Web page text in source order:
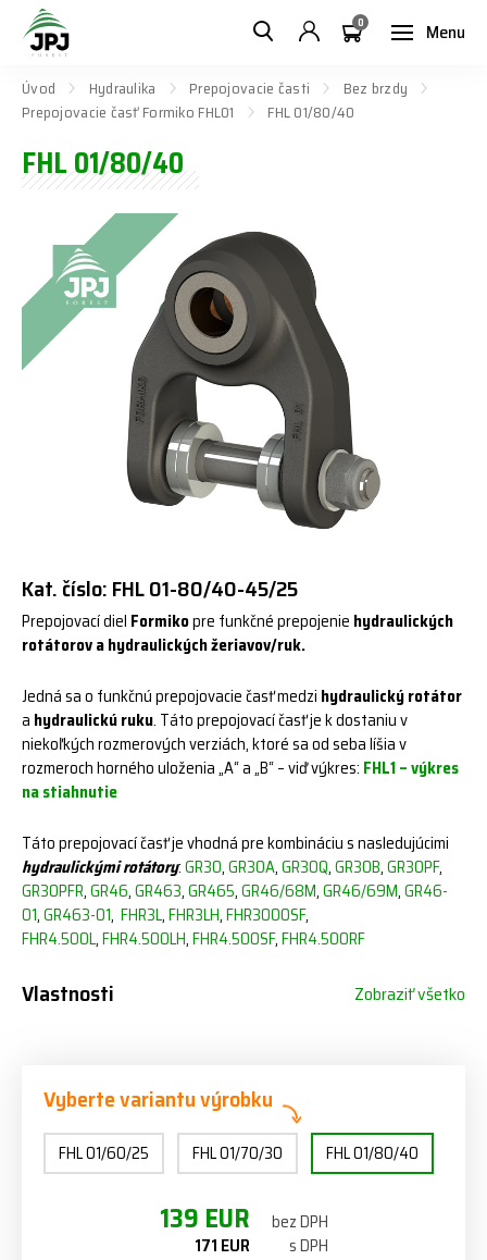
Menu
0
Úvod Hydraulika Prepojovacie časti
Bez brzdy
Prepojovacie časť Formiko FHL01
FHL 01/80/40
FHL 01/80/40
Kat. číslo: FHL 01-80/40-45/25
Prepojovací diel Formikopre funkčné prepojenie hydraulických
rotátorov a hydraulických žeriavov/ruk.
Jedná sa o funkčnú prepojovacie časť medzi hydraulický rotátor
a hydraulickú ruku. Táto prepojovací časť je k dostaniu v
niekoľkých rozmerových verziách, ktoré sa od seba líšia v
rozmeroch horného uloženia „A“ a „B“ – viď výkres: FHL1 – výkres
na stiahnutie
Táto prepojovací časť je vhodná pre kombináciu s nasledujúcimi
hydraulickými rotátory:GR30,GR30A,GR30Q,GR30B,GR30PF,
GR30PFR,GR46,GR463,GR465,GR46/68M,GR46/69M,GR46-
01,GR463-01, FHR3L,FHR3LH,FHR3000SF,
FHR4.500L,FHR4.500LH,FHR4.500SF,FHR4.500RF
Vlastnosti Zobraziť všetko
Vyberte variantu výrobku
FHL 01/60/25 FHL 01/70/30 FHL 01/80/40
139 EUR bez DPH
171 EUR s DPH